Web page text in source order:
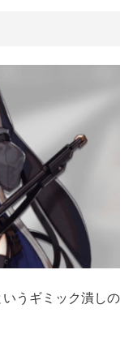
うギミック潰しの